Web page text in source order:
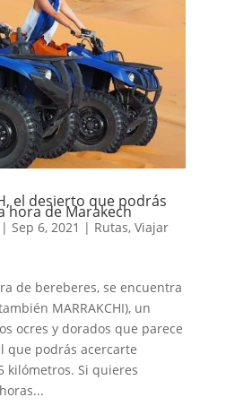
el desierto que podrás
hora de Marakech
| Sep 6, 2021 | Rutas, Viajar
de bereberes, se encuentra
MARRAKCHI), un
ocres y dorados que parece
que podrás acercarte
kilómetros. Si quieres